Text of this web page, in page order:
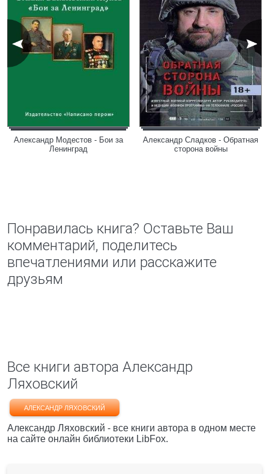
Александр Модестов - Бои за
Ленинград
Александр Сладков - Обратная
сторона войны
Понравилась книга? Оставьте Ваш
комментарий, поделитесь
впечатлениями или расскажите
друзьям
Все книги автора Александр
Ляховский
АЛЕКСАНДР ЛЯХОВСКИЙ
Александр Ляховский - все книги автора в одном месте
на сайте онлайн библиотеки LibFox.